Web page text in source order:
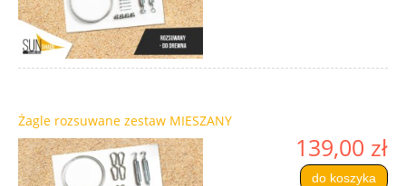
Żagle rozsuwane zestaw MIESZANY
139,00 zł
do koszyka